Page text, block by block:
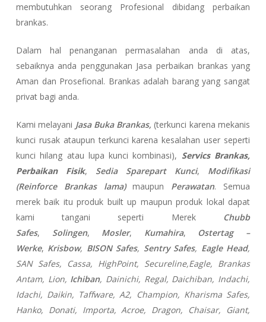
membutuhkan seorang Profesional dibidang perbaikan
brankas.
Dalam hal penanganan permasalahan anda di atas,
sebaiknya anda penggunakan Jasa perbaikan brankas yang
Aman dan Prosefional. Brankas adalah barang yang sangat
privat bagi anda.
Kami melayani Jasa Buka Brankas, (terkunci karena mekanis
kunci rusak ataupun terkunci karena kesalahan user seperti
kunci hilang atau lupa kunci kombinasi), Servics Brankas,
Perbaikan Fisik, Sedia Sparepart Kunci, Modifikasi
(Reinforce Brankas lama)maupun Perawatan. Semua
merek baik itu produk built up maupun produk lokal dapat
kami tangani seperti Merek
Chubb
Safes, Solingen, Mosler, Kumahira, Ostertag –
Werke, Krisbow, BISON Safes, Sentry Safes, Eagle Head,
SAN Safes, Cassa, HighPoint, Secureline,Eagle, Brankas
Antam, Lion, Ichiban, Dainichi, Regal, Daichiban, Indachi,
Idachi, Daikin, Taffware, A2, Champion, Kharisma Safes,
Hanko, Donati, Importa, Acroe, Dragon, Chaisar, Giant,